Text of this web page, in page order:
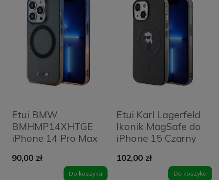
Etui BMW
BMHMP14XHTGE
iPhone 14 Pro Max
hardcase Gradient
Bumper MagSafe
90,00 zł
Do koszyka
Etui Karl Lagerfeld
Ikonik MagSafe do
iPhone 15 Czarny
102,00 zł
Do koszyka